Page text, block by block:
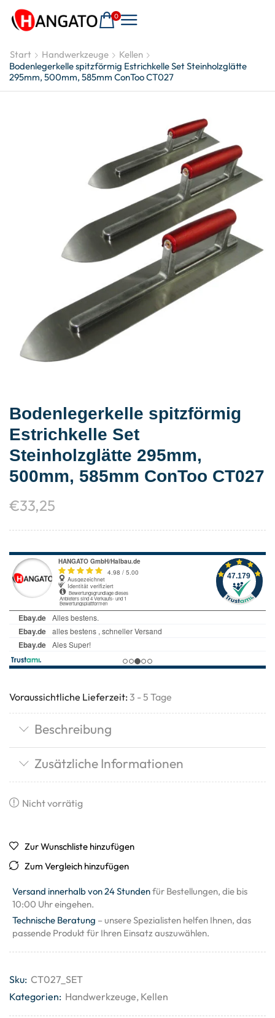
0
Start Handwerkzeuge
Kellen
Bodenlegerkelle spitzförmig Estrichkelle Set Steinholzglätte
295mm, 500mm, 585mm ConToo CT027
Bodenlegerkelle spitzförmig
Estrichkelle Set
Steinholzglätte 295mm,
500mm, 585mm ConToo CT027
€33,25
Voraussichtliche Lieferzeit: 3 - 5 Tage
Beschreibung
Zusätzliche Informationen
Nicht vorrätig
Zur Wunschliste hinzufügen
Zum Vergleich hinzufügen
Versand innerhalb von 24 Stundenfür Bestellungen, die bis
10:00 Uhr eingehen.
Technische Beratung – unsere Spezialisten helfen Ihnen, das
passende Produkt für Ihren Einsatz auszuwählen.
Sku: CT027_SET
Kategorien: Handwerkzeuge, Kellen